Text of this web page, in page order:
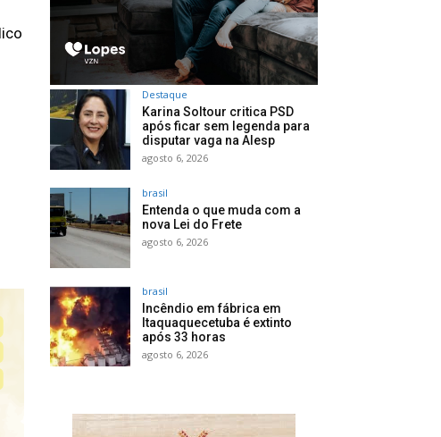
Destaque
Karina Soltour critica PSD
após ficar sem legenda para
disputar vaga na Alesp
agosto 6, 2026
brasil
Entenda o que muda com a
nova Lei do Frete
agosto 6, 2026
brasil
Incêndio em fábrica em
Itaquaquecetuba é extinto
após 33 horas
agosto 6, 2026